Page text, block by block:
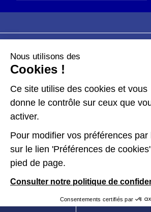
Plan du site
Données personnelles
Gérer les cookies
Kit de communication
Accessibilité : partiellement
Nous utilisons des
Cookies !
Ce site utilise des cookies et vous
donne le contrôle sur ceux que
activer.
Pour modifier vos préférences par
sur le lien 'Préférences de
pied de page.
Consulter notre politique de
Consentements certifiés par